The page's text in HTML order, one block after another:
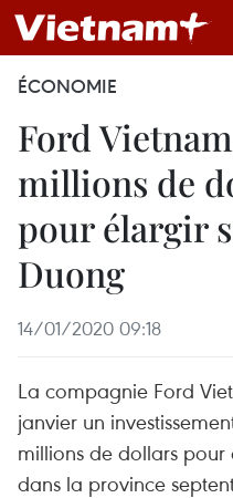
ÉCONOMIE
Ford
millions de
pour élargir
Duong
14/01/2020 09:18
La compagnie Ford
janvier un
millions de dollars
dans la province